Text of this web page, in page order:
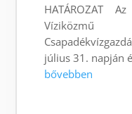
HATÁROZAT
július 31. napján
bővebben